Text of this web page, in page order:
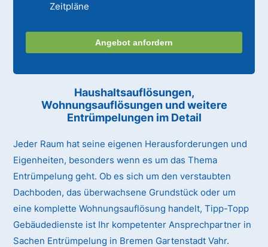
Zeitpläne
Angebot anfordern
Haushaltsauflösungen,
Wohnungsauflösungen und weitere
Entrümpelungen im Detail
Jeder Raum hat seine eigenen Herausforderungen und
Eigenheiten, besonders wenn es um das Thema
Entrümpelung geht. Ob es sich um den verstaubten
Dachboden, das überwachsene Grundstück oder um
eine komplette Wohnungsauflösung handelt, Tipp-Topp
Gebäudedienste ist Ihr kompetenter Ansprechpartner in
Sachen Entrümpelung in Bremen Gartenstadt Vahr.